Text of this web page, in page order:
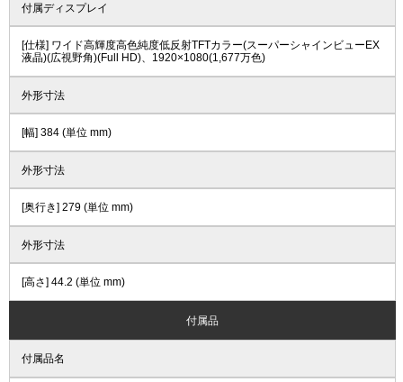
付属ディスプレイ
[仕様] ワイド高輝度高色純度低反射TFTカラー(スーパーシャインビューEX
液晶)(広視野角)(Full HD)、1920×1080(1,677万色)
外形寸法
[幅] 384 (単位 mm)
外形寸法
[奥行き] 279 (単位 mm)
外形寸法
[高さ] 44.2 (単位 mm)
付属品
付属品名